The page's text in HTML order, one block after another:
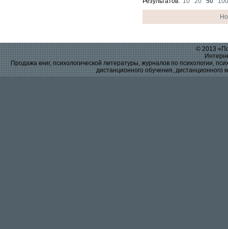
© 2013
Продажа книг, психологической литературы, журналов по психологии,
дистанционного обучения, дистанционного